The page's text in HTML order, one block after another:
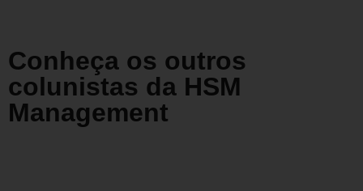
Conheça os outros
colunistas da HSM
Management